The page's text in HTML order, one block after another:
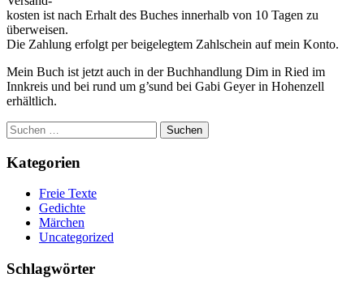
kosten ist nach Erhalt des Buches innerhalb von 10 Tagen zu
überweisen.
Die Zahlung erfolgt per beigelegtem Zahlschein auf mein Konto.
Mein Buch ist jetzt auch in der Buchhandlung Dim in Ried im
Innkreis und bei rund um g’sund bei Gabi Geyer in Hohenzell
erhältlich.
Suchen
nach:
Kategorien
Freie Texte
Gedichte
Märchen
Uncategorized
Schlagwörter